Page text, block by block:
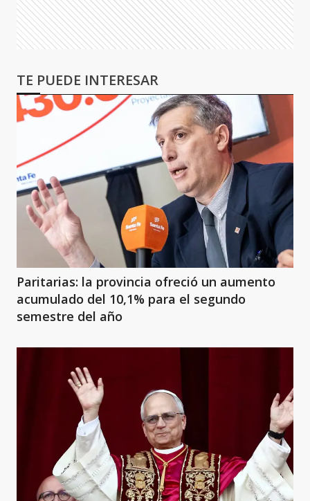
TE PUEDE INTERESAR
Paritarias: la provincia ofreció un aumento
acumulado del 10,1% para el segundo
semestre del año